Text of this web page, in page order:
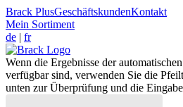
Brack PlusGeschäftskundenKontakt
Mein Sortiment
de | fr
Wenn die Ergebnisse der
verfügbar sind, verwenden Sie die
unten zur Überprüfung und die